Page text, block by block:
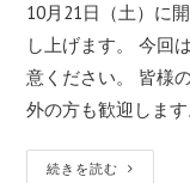
10月21日（土）に
し上げます。 今回
意ください。 皆様
外の方も歓迎しま
続きを読む